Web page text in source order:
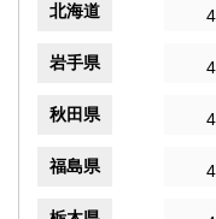
北海道
岩手県
秋田県
福島県